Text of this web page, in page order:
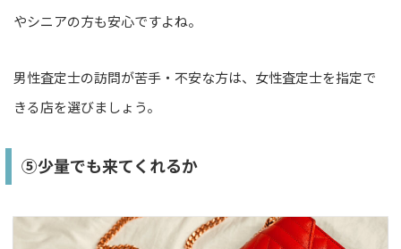
やシニアの方も安心ですよね。
男性査定士の訪問が苦手・不安な方は、女性査定士を指定で
きる店を選びましょう。
⑤少量でも来てくれるか